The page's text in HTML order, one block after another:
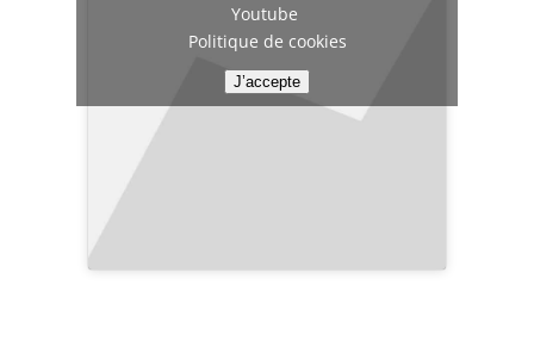
Youtube
Politique de cookies
J’accepte